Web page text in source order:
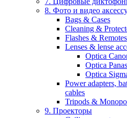
8. Фото и видео
Bags & Cases
Cleaning &
Flashes & Remotes
Lenses & lense
Optica
Optica
Optica
Power adapters,
cables
Tripods &
9. Проекторы